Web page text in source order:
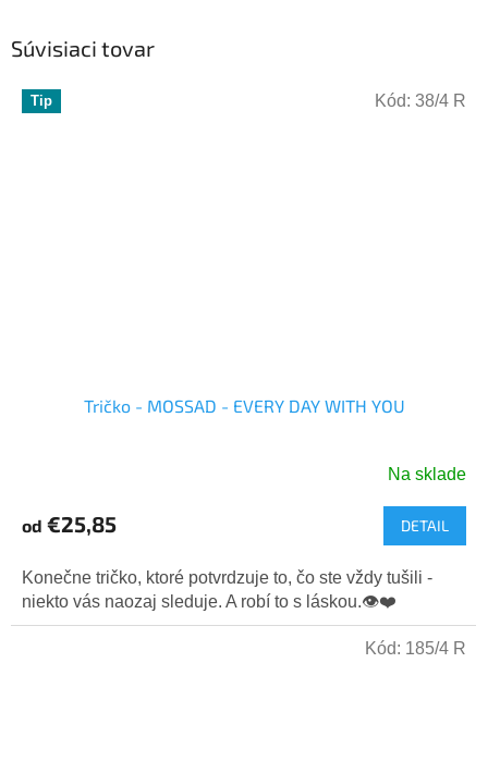
Súvisiaci tovar
Tip
Tričko - MOSSAD - EVERY DAY WITH YOU
produktu
5,0
z
5
Na sklade
od €25,85 DETAIL
Konečne tričko, ktoré potvrdzuje to, čo ste vždy tušili -
niekto vás naozaj sleduje. A robí to s láskou.👁️❤️
Kód: 38/4 R
Kód: 185/4 R